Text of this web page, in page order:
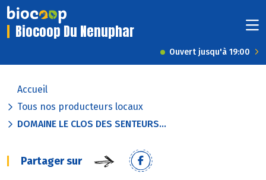
Biocoop Du Nenuphar
Ouvert jusqu'à 19:00
Accueil
Tous nos producteurs locaux
DOMAINE LE CLOS DES SENTEURS...
Partager sur